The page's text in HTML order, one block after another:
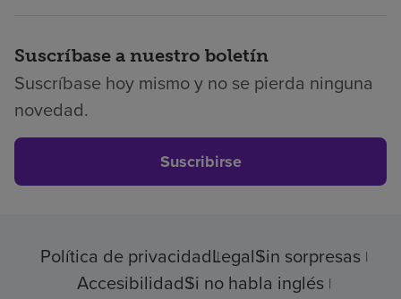
Suscríbase a nuestro boletín
Suscríbase hoy mismo y no se pierda ninguna
novedad.
Suscribirse
Política de privacidadLegalSin sorpresas
AccesibilidadSi no habla inglés